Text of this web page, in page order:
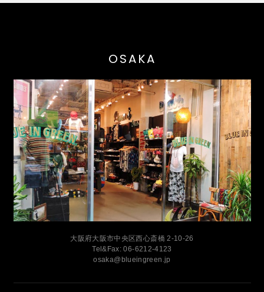
OSAKA
大阪府大阪市中央区西心斎橋 2-10-26
Tel&Fax: 06-6212-4123
osaka@blueingreen.jp